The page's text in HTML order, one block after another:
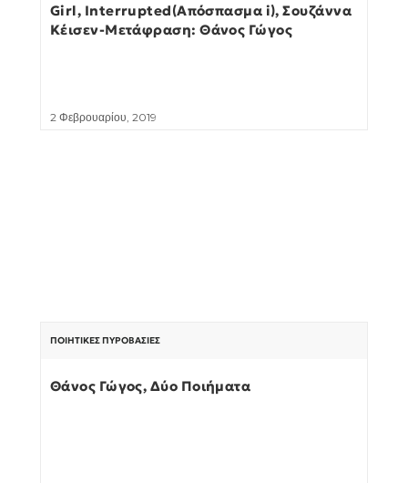
Girl, Interrupted(Απόσπασμα i), Σουζάννα
Κέισεν-Μετάφραση: Θάνος Γώγος
2 Φεβρουαρίου, 2019
ΠΟΙΗΤΙΚΈΣ ΠΥΡΟΒΑΣΊΕΣ
Θάνος Γώγος, Δύο Ποιήματα